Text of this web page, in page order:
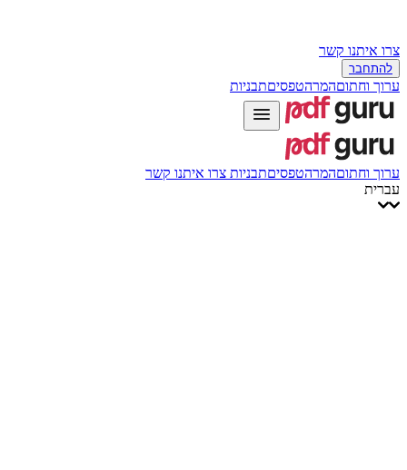
צרו איתנו קשר
להתחבר
ערוך וחתוםהמרהטפסיםתבניות
ערוך וחתוםהמרהטפסיםתבניות צרו איתנו קשר
עברית